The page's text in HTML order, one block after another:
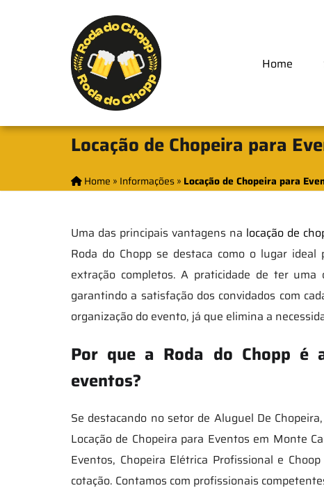
Home
Locação de Chopeira para
Home » Informações» Locação de Chopeira para
Uma das principais vantagens na locação de
Roda do Chopp se destaca como o lugar
extração completos. A praticidade de ter
garantindo a satisfação dos convidados com
organização do evento, já que elimina a
Por que a Roda do Chopp é
eventos?
Se destacando no setor de Aluguel De
Locação de Chopeira para Eventos em Monte
Eventos, Chopeira Elétrica Profissional e
cotação. Contamos com profissionais